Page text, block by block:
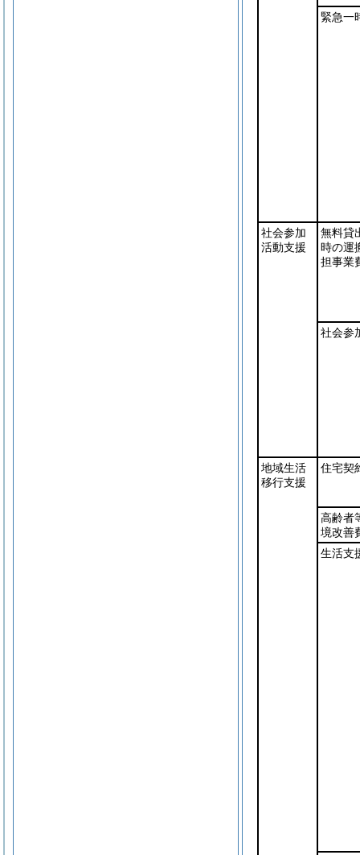
緊急一
社会参加
活動支援
無料貸
時の運
担事業
社会参
地域生活
移行支援
住宅契
高齢者
境改善
生活支